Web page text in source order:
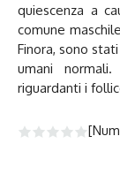
quiescenza a
comune
Finora, sono
umani
riguardanti i